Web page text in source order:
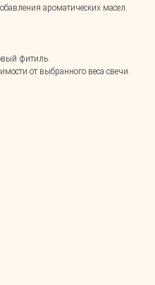
ароматических масел.
фитиль.
от выбранного веса свечи.